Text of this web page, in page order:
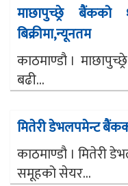
माछापुच्छ्रे
बिक्रीमा,न्यूनतम
काठमाण्डौ ।
बढी...
मितेरी डेभलपमेन्ट
काठमाण्डौ । मितेरी
समूहको सेयर...